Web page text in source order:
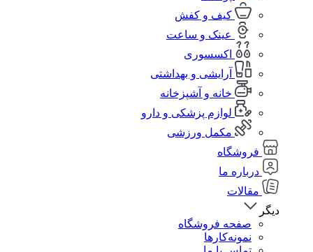
کیف و کفش
عینک و ساعت
اکسسوری
آرایشی و بهداشتی
خانه و آشپزخانه
لوازم پزشکی و دارو
مکمل ورزشی
فروشگاه
درباره ما
مقالات
دیگر
صفحه فروشگاه
نمونه‌کارها